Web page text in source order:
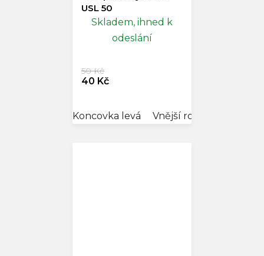
USL 50
Skladem, ihned k
odeslání
40 Kč
50 Kč
Koncovka levá Vnější roh